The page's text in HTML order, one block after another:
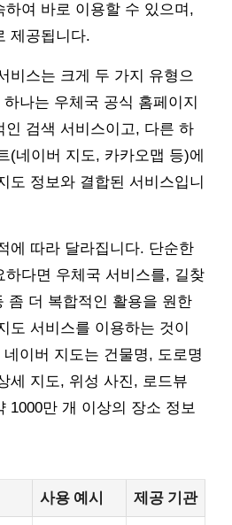
하여 바로 이용할 수 있으며,
제공됩니다.
비스는 크게 두 가지 유형으
나는 우체국 공식 홈페이지
인 검색 서비스이고, 다른 하
(네이버 지도, 카카오맵 등)에
도 정보와 결합된 서비스입니
에 따라 달라집니다. 단순한
하다면 우체국 서비스를, 길찾
좀 더 복합적인 활용을 원한
도 서비스를 이용하는 것이
이버 지도는 건물명, 도로명
세 지도, 위성 사진, 로드뷰
1000만 개 이상의 장소 정보
사용 예시 제공 기관